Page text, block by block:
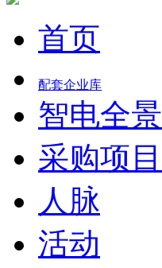
首页
配套企业库
智电全景
采购项目
人脉
活动